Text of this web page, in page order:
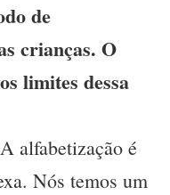
de
crianças. O
limites dessa
A alfabetização é
Nós temos um